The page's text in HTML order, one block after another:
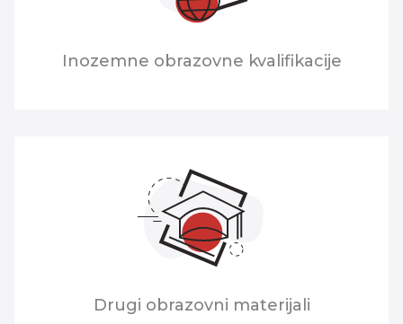
Inozemne obrazovne kvalifikacije
Drugi obrazovni materijali